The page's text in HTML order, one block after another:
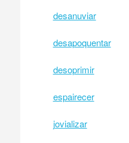
desanuviar
desapoquentar
desoprimir
espairecer
jovializar